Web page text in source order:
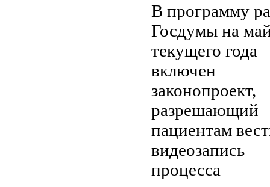
В программу
Госдумы на
текущего года
включен
законопроект,
разрешающий
пациентам
видеозапись
процесса